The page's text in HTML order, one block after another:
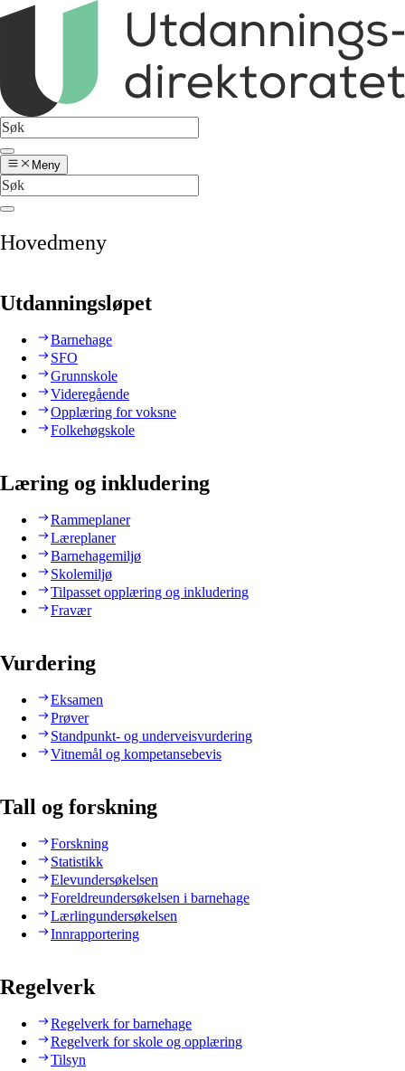
Meny
Hovedmeny
Utdanningsløpet
Barnehage
SFO
Grunnskole
Videregående
Opplæring for voksne
Folkehøgskole
Læring og inkludering
Rammeplaner
Læreplaner
Barnehagemiljø
Skolemiljø
Tilpasset opplæring og inkludering
Fravær
Vurdering
Eksamen
Prøver
Standpunkt- og underveisvurdering
Vitnemål og kompetansebevis
Tall og forskning
Forskning
Statistikk
Elevundersøkelsen
Foreldreundersøkelsen i barnehage
Lærlingundersøkelsen
Innrapportering
Regelverk
Regelverk for barnehage
Regelverk for skole og opplæring
Tilsyn